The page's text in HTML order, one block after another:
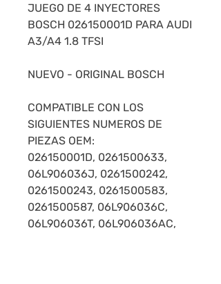
JUEGO DE 4 INYECTORES
BOSCH 026150001D PARA AUDI
A3/A4 1.8 TFSI
NUEVO - ORIGINAL BOSCH
COMPATIBLE CON LOS
SIGUIENTES NUMEROS DE
PIEZAS OEM:
026150001D, 0261500633,
06L906036J, 0261500242,
0261500243, 0261500583,
0261500587, 06L906036C,
06L906036T, 06L906036AC,